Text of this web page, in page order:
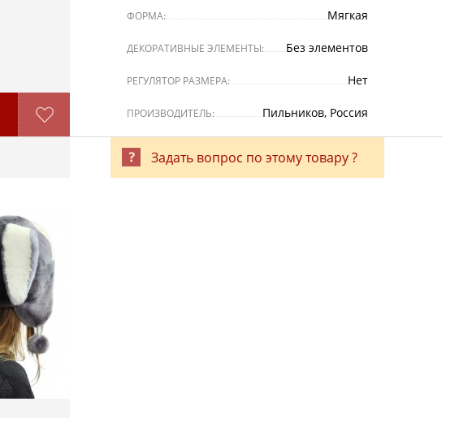
ФОРМА: Мягкая
ДЕКОРАТИВНЫЕ ЭЛЕМЕНТЫ: Без элементов
РЕГУЛЯТОР РАЗМЕРА: Нет
ПРОИЗВОДИТЕЛЬ: Пильников, Россия
Задать вопрос по этому товару ?